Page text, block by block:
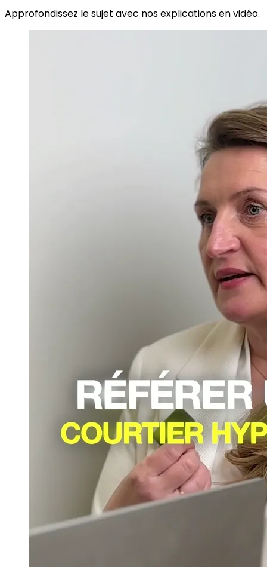
Approfondissez le sujet avec nos explications en vidéo.